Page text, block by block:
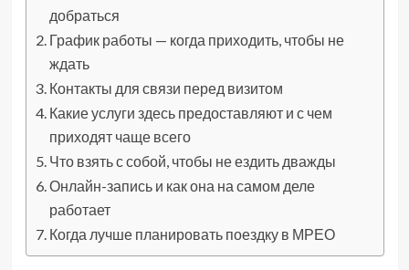
добраться
График работы — когда приходить, чтобы не
ждать
Контакты для связи перед визитом
Какие услуги здесь предоставляют и с чем
приходят чаще всего
Что взять с собой, чтобы не ездить дважды
Онлайн-запись и как она на самом деле
работает
Когда лучше планировать поездку в МРЕО